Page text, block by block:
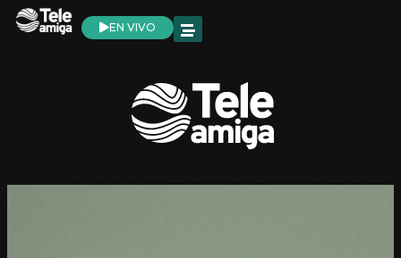
EN VIVO